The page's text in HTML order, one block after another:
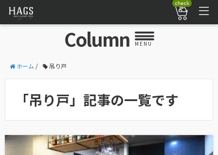
check
Column MENU
ホーム / 吊り戸
「吊り戸」記事の一覧です